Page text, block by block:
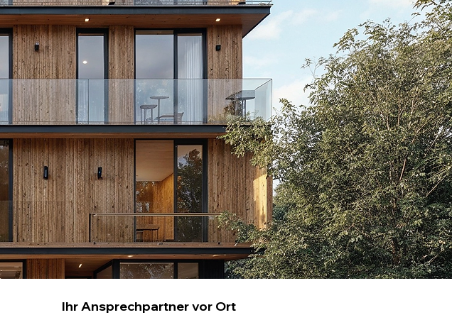
Ihr Ansprechpartner vor Ort